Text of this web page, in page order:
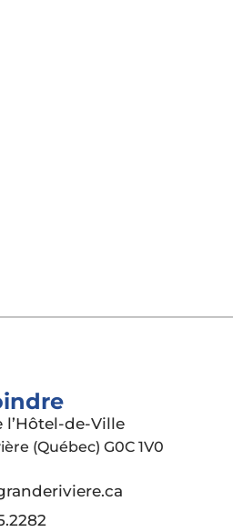
l’Hôtel-de-Ville
(Québec) G0C 1V0